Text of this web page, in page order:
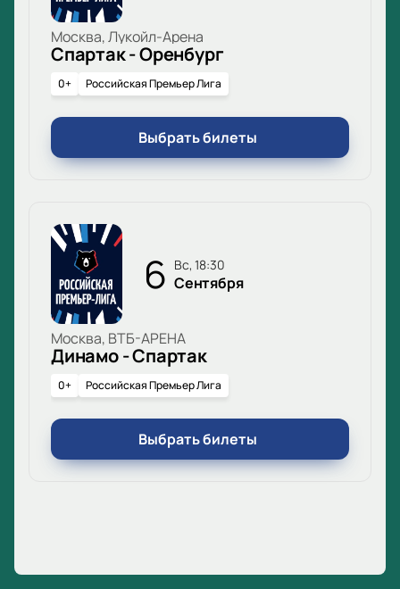
Москва, Лукойл-Арена
Спартак - Оренбург
0+ Российская Премьер Лига
Выбрать билеты
6 вс, 18:30
Сентября
Москва, ВТБ-АРЕНА
Динамо - Спартак
0+ Российская Премьер Лига
Выбрать билеты